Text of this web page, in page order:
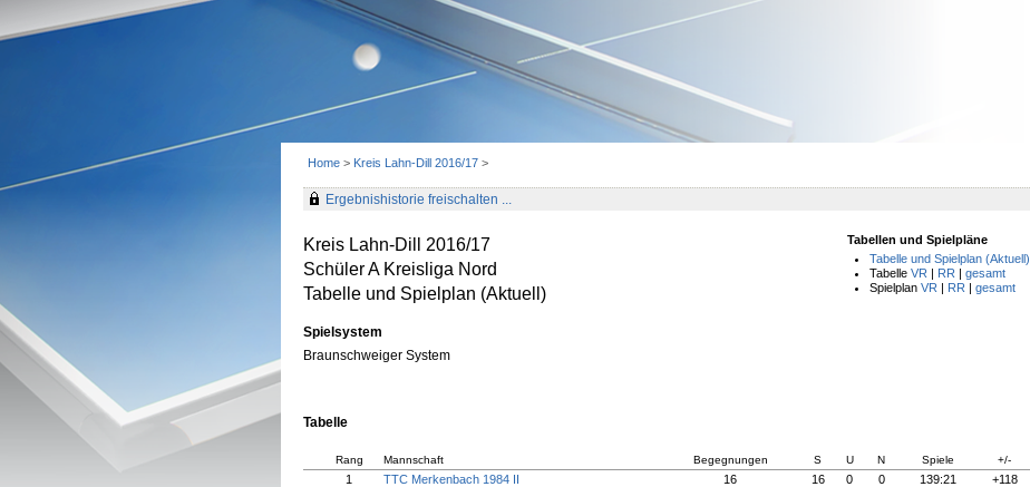
Home > Kreis Lahn-Dill 2016/17 >
Ergebnishistorie freischalten ...
Kreis Lahn-Dill 2016/17
Schüler A Kreisliga Nord
Tabelle und Spielplan (Aktuell)
Spielsystem
Braunschweiger System
Tabellen und Spielpläne
Tabelle und Spielplan (Aktuell)
Tabelle VR | RR | gesamt
Spielplan VR | RR | gesamt
Tabelle
Rang Mannschaft Begegnungen S U N Spiele +/-
1 TTC Merkenbach 1984 II 16 16 0 0 139:21 +118